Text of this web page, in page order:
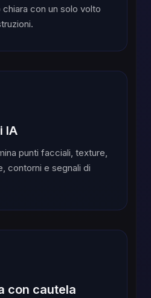
con un solo volto
IA
punti facciali, texture,
contorni e segnali di
con cautela